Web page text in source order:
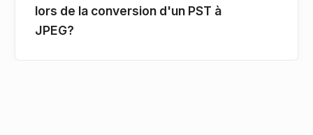
lors de la conversion d'un PST à
JPEG?